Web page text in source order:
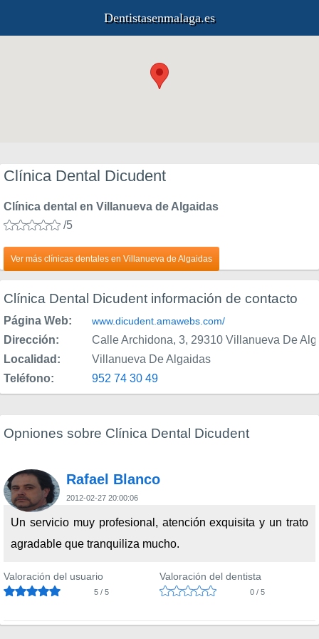
Dentistasenmalaga.es
Clínica Dental Dicudent
Clínica dental en Villanueva de Algaidas
/5
Ver más clínicas dentales en Villanueva de Algaidas
Clínica Dental Dicudent información de contacto
Página Web: www.dicudent.amawebs.com/
Dirección:
Calle Archidona, 3, 29310 Villanueva De
Localidad:
Villanueva De Algaidas
Teléfono:
952 74 30 49
Opniones sobre Clínica Dental Dicudent
Rafael Blanco
2012-02-27 20:00:06
Un servicio muy profesional, atención exquisita y un trato
agradable que tranquiliza mucho.
Valoración del usuario
5 / 5
Valoración del dentista
0 / 5